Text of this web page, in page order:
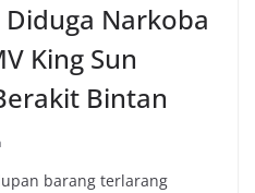
Narkoba
King Sun
Bintan
barang terlarang